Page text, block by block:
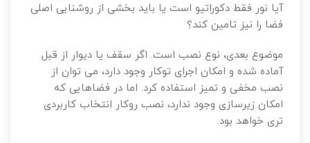
آیا نور فقط دکوراتیو است یا باید بخشی از روشنایی اصلی
فضا را نیز تامین کند؟
موضوع بعدی، نوع نصب است. اگر سقف یا دیوار از قبل
آماده شده و امکان اجرای توکار وجود دارد، می توان از
نصب مخفی و تمیز استفاده کرد. اما در فضاهایی که
امکان زیرسازی وجود ندارد، نصب روکار انتخاب کاربردی
تری خواهد بود.